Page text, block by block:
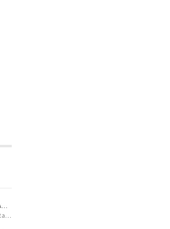
Elite Class No.3 INSPIRATION FOR HER AKCE 1+1
Michal Staněk